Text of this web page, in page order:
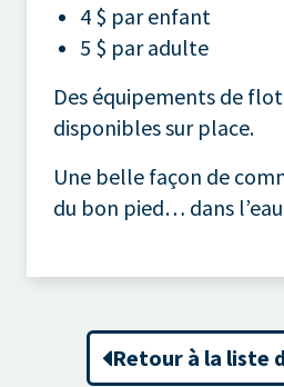
4 $ par enfant
5 $ par adulte
Des équipements de
disponibles sur place.
Une belle façon de
du bon pied… dans
Retour à la liste